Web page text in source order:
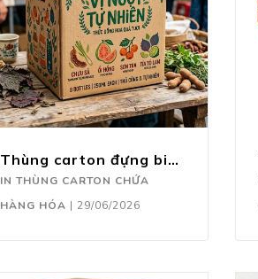
Thùng carton đựng bia, nước ngọt
IN THÙNG CARTON CHỨA
HÀNG HÓA | 29/06/2026